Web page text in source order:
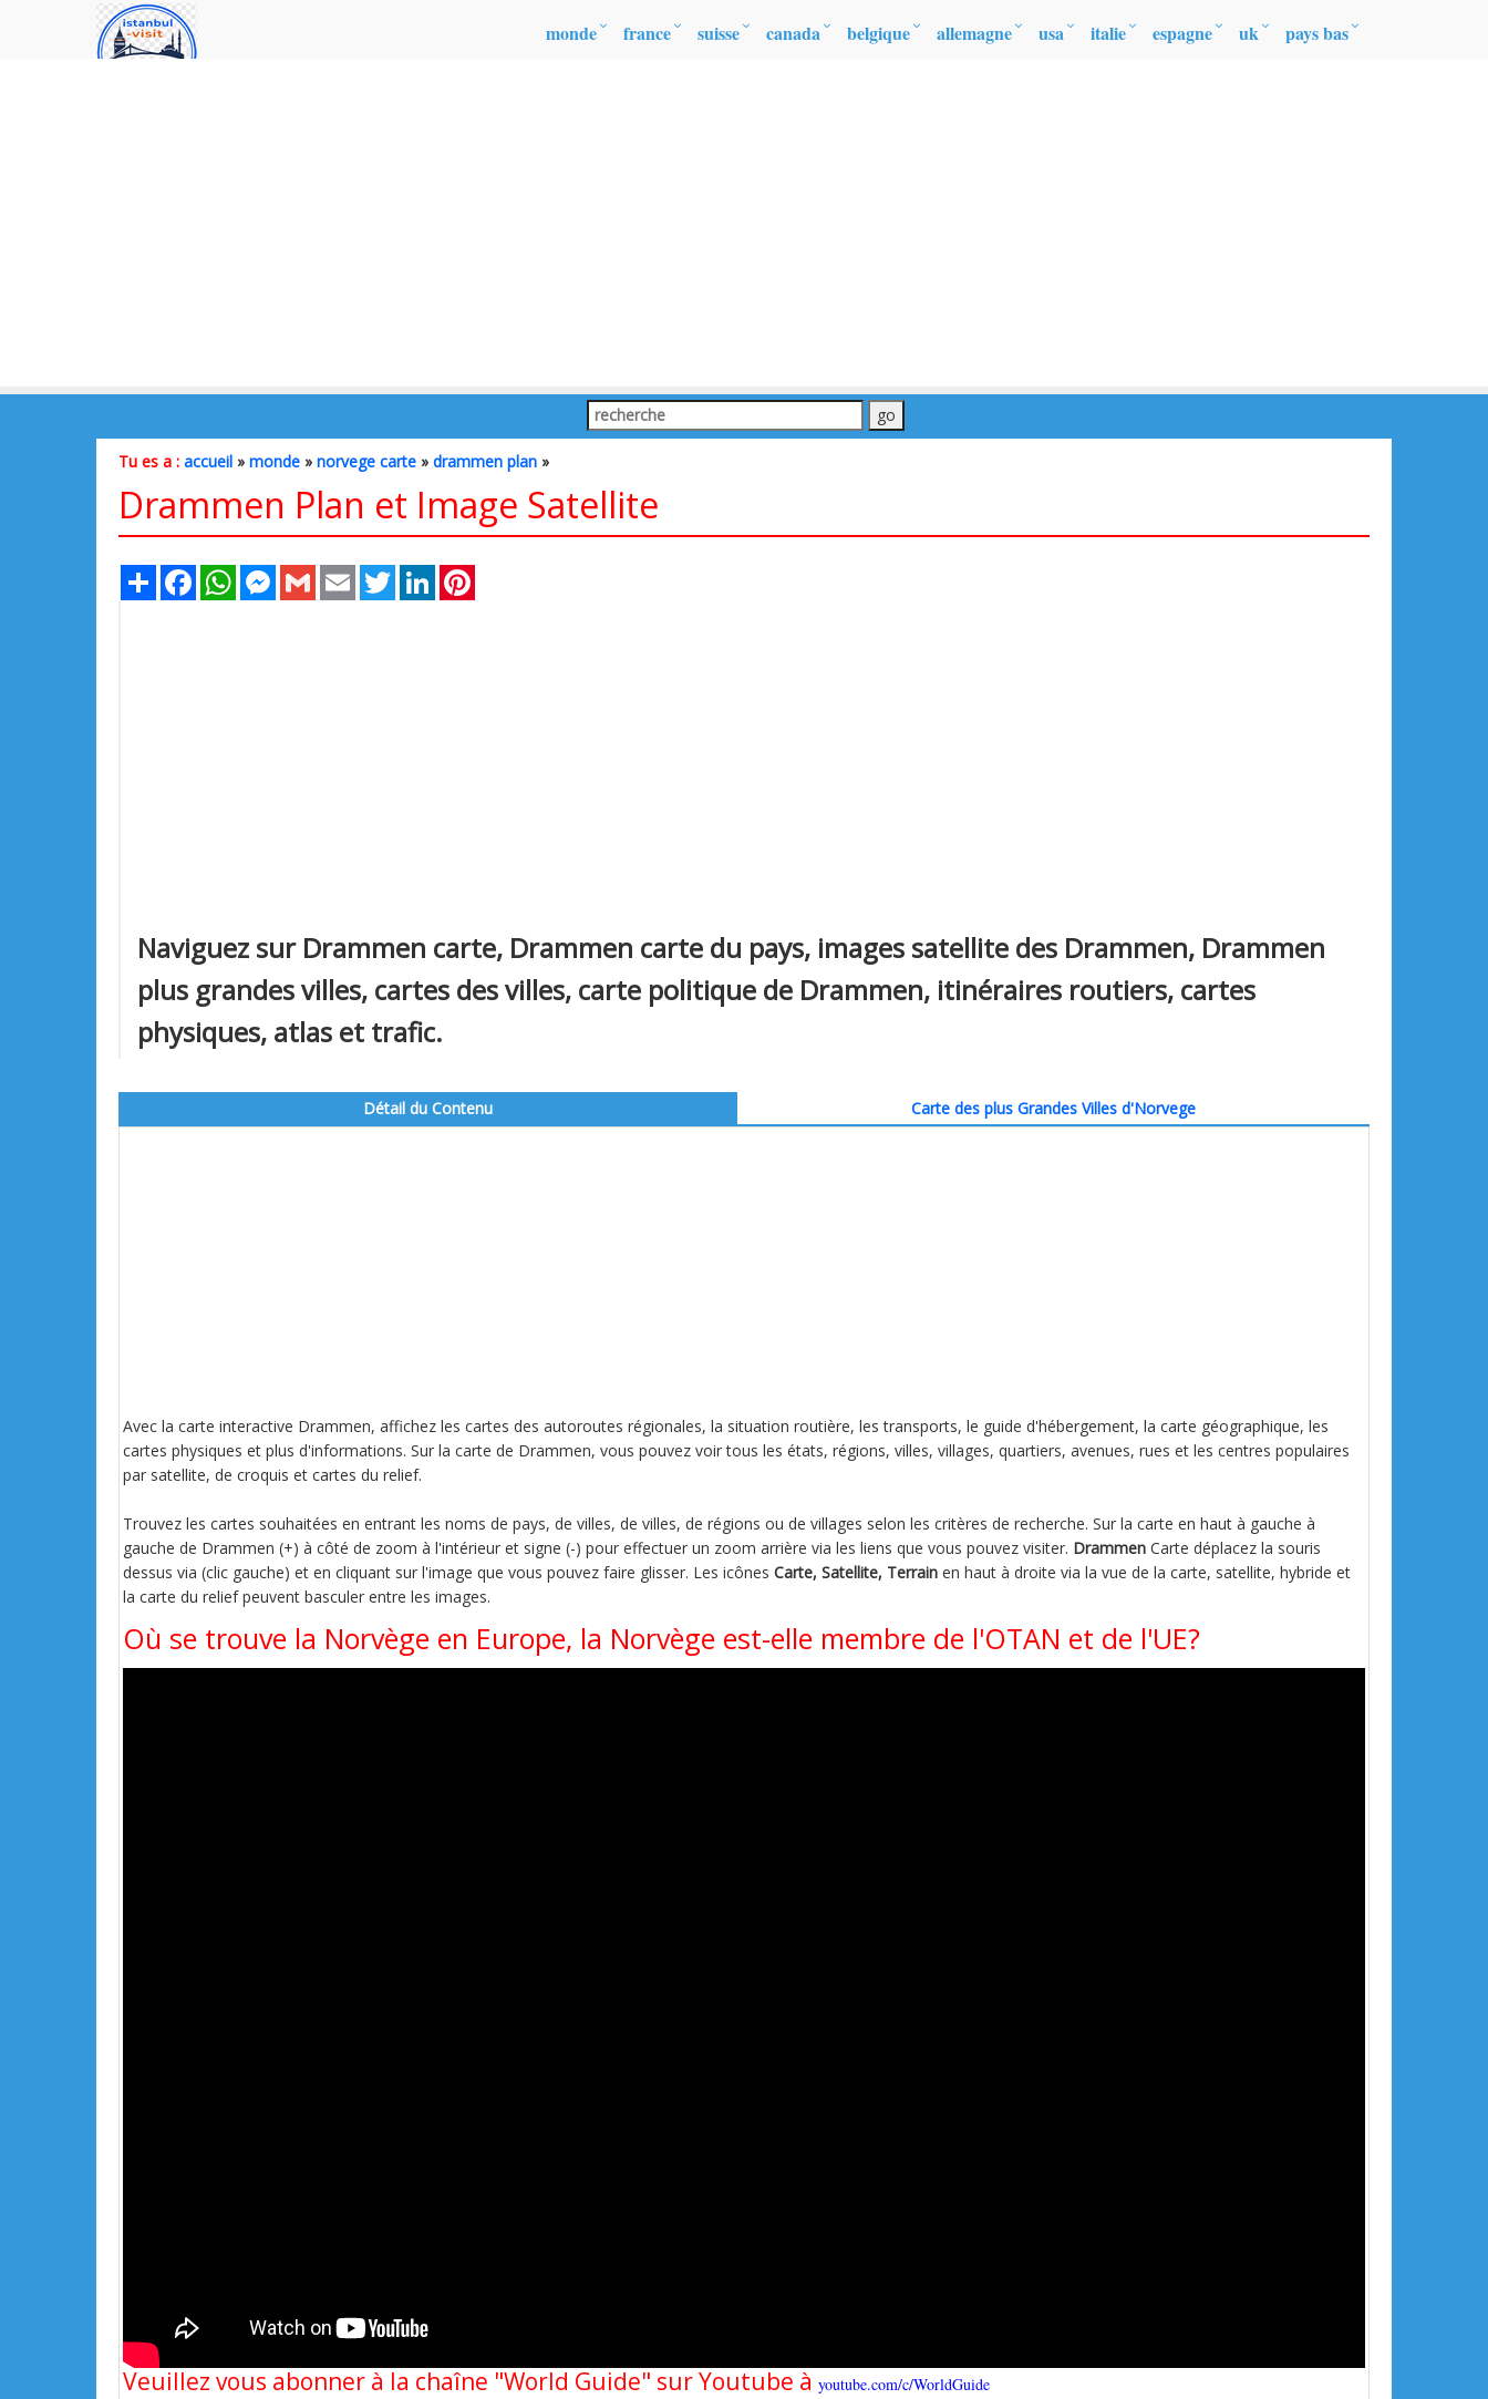
monde france suisse canada belgique allemagne usa italie espagne uk pays bas
Tu es a : accueil » monde » norvege carte » drammen plan »
Drammen Plan et Image Satellite
Share FacebookWhatsAppMessenger
Gmail Email TwitterLinkedIn
Naviguez sur Drammen carte, Drammen carte du pays, images satellite des Drammen, Drammen
plus grandes villes, cartes des villes, carte politique de Drammen, itinéraires routiers, cartes
physiques, atlas et trafic.
Détail du Contenu Carte des plus Grandes Villes d'Norvege
Avec la carte interactive Drammen, affichez les cartes des autoroutes régionales, la situation routière, les transports, le guide d'hébergement, la carte géographique, les
cartes physiques et plus d'informations. Sur la carte de Drammen, vous pouvez voir tous les états, régions, villes, villages, quartiers, avenues, rues et les centres populaires
par satellite, de croquis et cartes du relief.
Trouvez les cartes souhaitées en entrant les noms de pays, de villes, de villes, de régions ou de villages selon les critères de recherche. Sur la carte en haut à gauche à
gauche de Drammen (+) à côté de zoom à l'intérieur et signe (-) pour effectuer un zoom arrière via les liens que vous pouvez visiter. Drammen Carte déplacez la souris
dessus via (clic gauche) et en cliquant sur l'image que vous pouvez faire glisser. Les icônes Carte, Satellite, Terrain en haut à droite via la vue de la carte, satellite, hybride et
la carte du relief peuvent basculer entre les images.
Où se trouve la Norvège en Europe, la Norvège est-elle membre de l'OTAN et de l'UE?
Veuillez vous abonner à la chaîne "World Guide" sur Youtube à youtube.com/c/WorldGuide